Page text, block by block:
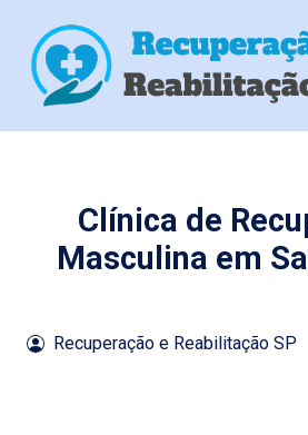
Clínica de
Masculina em
Recuperação e Reabilitação SP